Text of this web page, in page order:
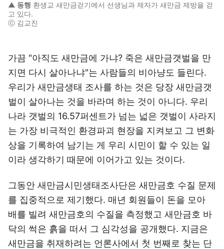
▲ 동행 환생교 새만금걷기에서 선생님과 제자가 새만금 제방을 걷
고 있다.
ⓒ 김교진
가끔 "아직도 새만금에 가냐? 죽은 새만금갯벌을 만
지면 다시 살아나냐"는 사람들의 비아냥도 들린다.
우리가 새만금생태 조사를 하는 것은 당장 새만금갯
벌이 살아나는 것을 바라며 하는 것이 아니다. 우리
나라 갯벌의 16.57퍼센트가 넘는 넓은 갯벌이 사라지
는 가장 비극적인 환경파괴 현장을 지켜보고 그 변화
상을 기록하여 남기는 게 우리 시민이 할 수 있는 일
이라 생각하기 때문에 이어가고 있는 것이다.
그동안 새만금시민생태조사단은 새만금호 수질 문제
를 집중적으로 제기했다. 매년 회원들이 돈을 모아
배를 빌려 새만금호의 수질을 측정했고 새만금호 바
닥의 썩은 흙을 떠서 그 심각성을 공개했다. 지금은
새만금을 취재하려는 언론사에서 첫 번째로 찾는 단